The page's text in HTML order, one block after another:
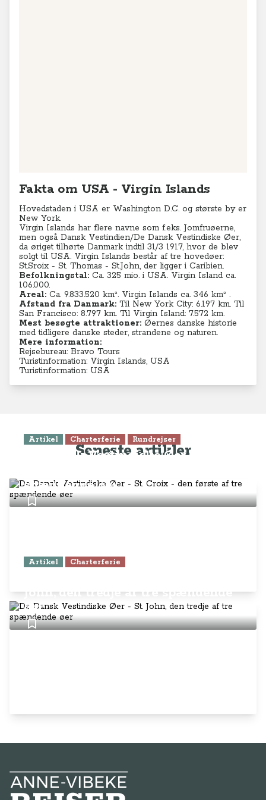
Fakta om USA - Virgin Islands
Hovedstaden i USA er Washington D.C. og største by er
New York.
Virgin Islands har flere navne som f.eks. Jomfruøerne,
men også Dansk Vestindien/De Dansk Vestindiske Øer,
da øriget tilhørte Danmark indtil 31/3 1917, hvor de blev
solgt til USA. Virgin Islands består af tre hovedøer:
St.Sroix - St. Thomas - St.John, der ligger i Caribien.
Befolkningstal: Ca. 325 mio. i USA. Virgin Island ca.
106.000.
Areal: Ca. 9.833.520 km². Virgin Islands ca. 346 km² .
Afstand fra Danmark: Til New York City: 6.197 km. Til
San Francisco: 8.797 km. Til Virgin Island: 7.572 km.
Mest besøgte attraktioner: Øernes danske historie
med tidligere danske steder, strandene og naturen.
Mere information:
Rejsebureau: Bravo Tours
Turistinformation: Virgin Islands, USA
Turistinformation: USA
Seneste artikler
Artikel Charterferie Rundrejser
De Dansk Vestindiske Øer - St.
spændende øer
Artikel Charterferie
John, den tredje af tre spændende
øer